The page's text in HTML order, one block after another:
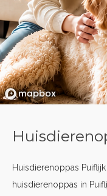
Huisdierenoppas
huisdierenoppas in